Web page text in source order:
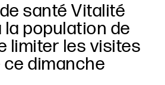
santé Vitalité
la population de
limiter les visites
ce dimanche